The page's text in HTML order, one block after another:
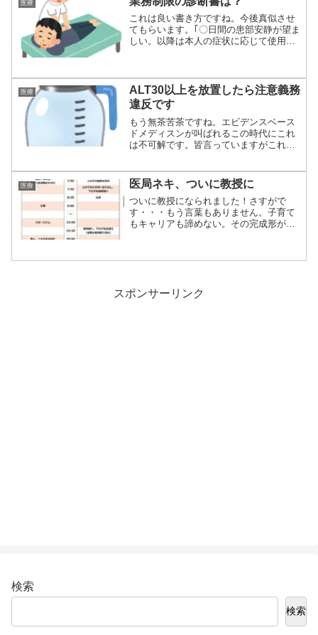
医療
これは良い書き方ですね。今後真似させ
てもらいます。｢〇日間の患部安静が望ま
しい。以降は本人の症状に応じて使用者
医療
ALT30以上を放置したら注意義務
違反です
もう無茶苦茶ですね。エビデンスベース
ドメディスンが叫ばれるこの時代にこれ
は不可解です。皆言っていますがこれで
医療 医局ネキ、ついに教授に
ついに教授になられました！さすがで
す・・・もう言葉もありません。子育て
もキャリアも諦めない。その完成形が医
スポンサーリンク
検索
検索